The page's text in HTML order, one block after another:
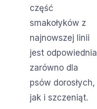
część
smakołyków z
najnowszej linii
jest odpowiednia
zarówno dla
psów dorosłych,
jak i szczeniąt.